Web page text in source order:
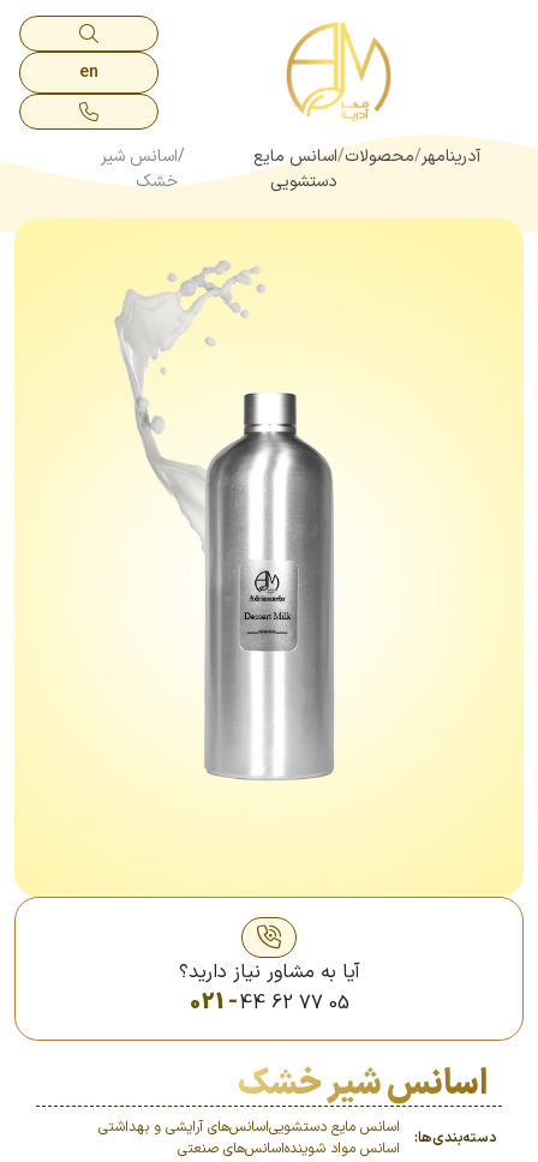
en
آدرینامهر محصولات اسانس مایع
دستشویی
اسانس شیر
خشک
آیا به مشاور نیاز دارید؟
021 -44 62 77 05
اسانس شیر خشک
دسته‌بندی‌ها: اسانس مایع دستشوییاسانس‌های آرایشی و بهداشتی
اسانس مواد شویندهاسانس‌های صنعتی